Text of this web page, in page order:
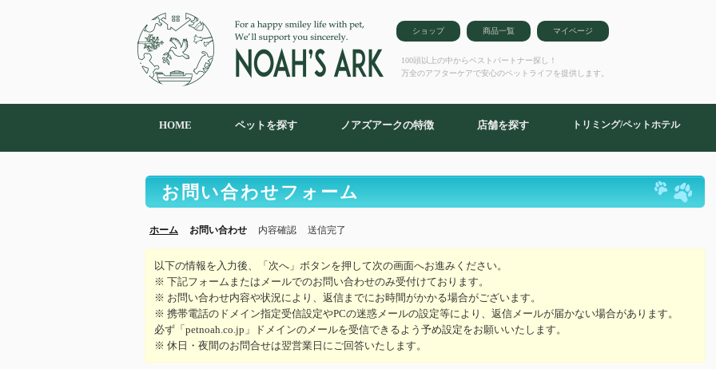
ショップ 商品一覧 マイページ
100頭以上の中からベストパートナー探し！
万全のアフターケアで安心のペットライフを提供します。
HOME ペットを探す ノアズアークの特徴 店舗を探す トリミング/ペットホテル
お問い合わせフォーム
ホーム お問い合わせ 内容確認 送信完了
以下の情報を入力後、「次へ」ボタンを押して次の画面へお進みください。
※ 下記フォームまたはメールでのお問い合わせのみ受付けております。
※ お問い合わせ内容や状況により、返信までにお時間がかかる場合がございます。
※ 携帯電話のドメイン指定受信設定やPCの迷惑メールの設定等により、返信メールが届かない場合があります。
必ず「petnoah.co.jp」ドメインのメールを受信できるよう予め設定をお願いいたします。
※ 休日・夜間のお問合せは翌営業日にご回答いたします。